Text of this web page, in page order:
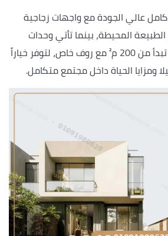
عالي الجودة مع واجهات زجاجية
المحيطة، بينما تأتي وحدات
التاون هاوس بمساحات تبدأ من 200 م² مع روف خاص، لتوفر خياراً
ومزايا الحياة داخل مجتمع متكامل.